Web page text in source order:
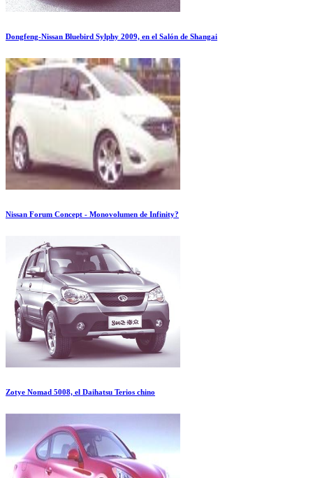
Dongfeng-Nissan Bluebird Sylphy 2009, en el Salón de Shangai
Nissan Forum Concept - Monovolumen de Infinity?
Zotye Nomad 5008, el Daihatsu Terios chino